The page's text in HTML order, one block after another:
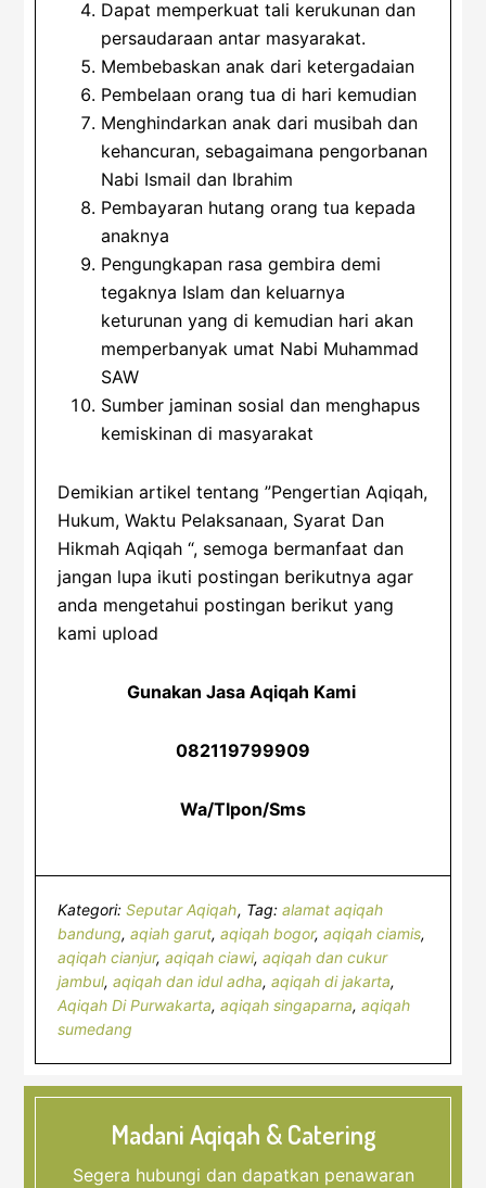
Dapat memperkuat tali kerukunan dan
persaudaraan antar masyarakat.
Membebaskan anak dari ketergadaian
Pembelaan orang tua di hari kemudian
Menghindarkan anak dari musibah dan
kehancuran, sebagaimana pengorbanan
Nabi Ismail dan Ibrahim
Pembayaran hutang orang tua kepada
anaknya
Pengungkapan rasa gembira demi
tegaknya Islam dan keluarnya
keturunan yang di kemudian hari akan
memperbanyak umat Nabi Muhammad
SAW
Sumber jaminan sosial dan menghapus
kemiskinan di masyarakat
Demikian artikel tentang ”Pengertian Aqiqah,
Hukum, Waktu Pelaksanaan, Syarat Dan
Hikmah Aqiqah “, semoga bermanfaat dan
jangan lupa ikuti postingan berikutnya agar
anda mengetahui postingan berikut yang
kami upload
Gunakan Jasa Aqiqah Kami
082119799909
Wa/Tlpon/Sms
Kategori:Seputar Aqiqah Tag:alamat aqiqah
bandung,aqiah garut,aqiqah bogor,aqiqah ciamis,
aqiqah cianjur,aqiqah ciawi,aqiqah dan cukur
jambul,aqiqah dan idul adha,aqiqah di jakarta,
Aqiqah Di Purwakarta,aqiqah singaparna,aqiqah
sumedang
Madani Aqiqah & Catering
Segera hubungi dan dapatkan penawaran